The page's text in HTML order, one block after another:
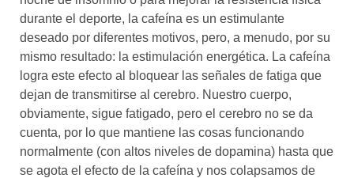
durante el deporte, la cafeína es un estimulante
deseado por diferentes motivos, pero, a menudo, por su
mismo resultado: la estimulación energética. La cafeína
logra este efecto al bloquear las señales de fatiga que
dejan de transmitirse al cerebro. Nuestro cuerpo,
obviamente, sigue fatigado, pero el cerebro no se da
cuenta, por lo que mantiene las cosas funcionando
normalmente (con altos niveles de dopamina) hasta que
se agota el efecto de la cafeína y nos colapsamos de